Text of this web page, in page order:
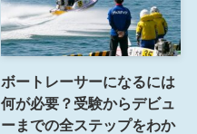
ボートレーサーになるには
何が必要？受験からデビュ
ーまでの全ステップをわか